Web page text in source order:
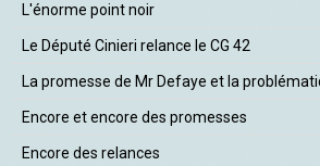
L'énorme point noir
Le Député Cinieri relance le CG 42
La promesse de Mr Defaye et la
Encore et encore des promesses
Encore des relances